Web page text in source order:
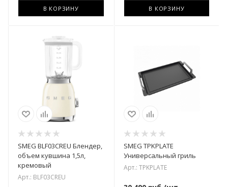
В КОРЗИНУ В КОРЗИНУ
SMEG BLF03CREU Блендер,
объем кувшина 1,5л,
кремовый
Арт.: BLF03CREU
SMEG TPKPLATE
Универсальный гриль
Арт.: TPKPLATE